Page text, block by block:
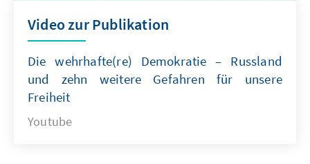
Video zur Publikation
Die wehrhafte(re) Demokratie – Russland
und zehn weitere Gefahren für unsere
Freiheit
Youtube